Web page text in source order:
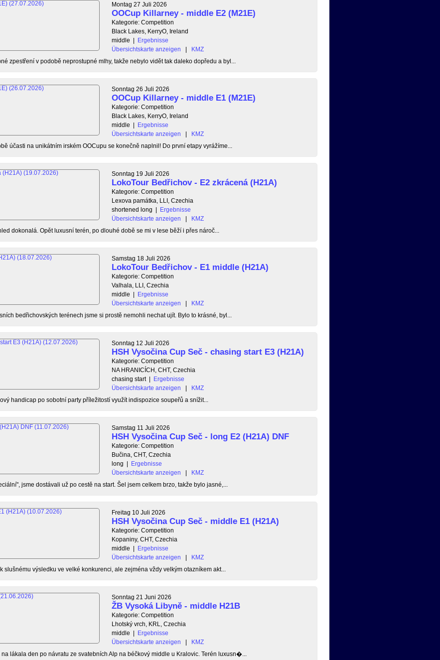
Montag 27 Juli 2026
OOCup Killarney - middle E2 (M21E)
Kategorie: Competition
Black Lakes, KerryO, Ireland
middle | Ergebnisse
Übersichtskarte anzeigen
|
KMZ
zpestření v podobě neprostupné mlhy, takže nebylo vidět tak daleko dopředu a byl...
Sonntag 26 Juli 2026
OOCup Killarney - middle E1 (M21E)
Kategorie: Competition
Black Lakes, KerryO, Ireland
middle | Ergebnisse
Übersichtskarte anzeigen
|
KMZ
účasti na unikátním irském OOCupu se konečně naplnil! Do první etapy vyrážíme...
Sonntag 19 Juli 2026
LokoTour Bedřichov - E2 zkrácená (H21A)
Kategorie: Competition
Lexova památka, LLI, Czechia
shortened long | Ergebnisse
Übersichtskarte anzeigen
|
KMZ
dokonalá. Opět luxusní terén, po dlouhé době se mi v lese běží i přes nároč...
Samstag 18 Juli 2026
LokoTour Bedřichov - E1 middle (H21A)
Kategorie: Competition
Valhala, LLI, Czechia
middle | Ergebnisse
Übersichtskarte anzeigen
|
KMZ
bedřichovských terénech jsme si prostě nemohli nechat ujít. Bylo to krásné, byl...
Sonntag 12 Juli 2026
HSH Vysočina Cup Seč - chasing start E3 (H21A)
Kategorie: Competition
NA HRANICÍCH, CHT, Czechia
chasing start | Ergebnisse
Übersichtskarte anzeigen
|
KMZ
handicap po sobotní party příležitostí využít indispozice soupeřů a snížit...
Samstag 11 Juli 2026
HSH Vysočina Cup Seč - long E2 (H21A) DNF
Kategorie: Competition
Bučina, CHT, Czechia
long | Ergebnisse
Übersichtskarte anzeigen
|
KMZ
jsme dostávali už po cestě na start. Šel jsem celkem brzo, takže bylo jasné,...
Freitag 10 Juli 2026
HSH Vysočina Cup Seč - middle E1 (H21A)
Kategorie: Competition
Kopaniny, CHT, Czechia
middle | Ergebnisse
Übersichtskarte anzeigen
|
KMZ
slušnému výsledku ve velké konkurenci, ale zejména vždy velkým otazníkem akt...
Sonntag 21 Juni 2026
ŽB Vysoká Libyně - middle H21B
Kategorie: Competition
Lhotský vrch, KRL, Czechia
middle | Ergebnisse
Übersichtskarte anzeigen
|
KMZ
lákala den po návratu ze svatebních Alp na béčkový middle u Kralovic. Terén luxusn�...